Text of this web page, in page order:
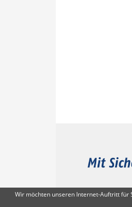
Wir möchten unseren Internet-Auftritt für